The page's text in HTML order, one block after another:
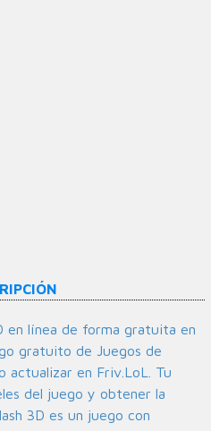
en línea de forma gratuita en
gratuito de Juegos de
actualizar en Friv.LoL. Tu
del juego y obtener la
3D es un juego con